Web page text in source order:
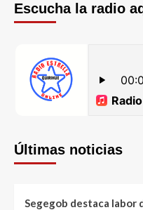
Escucha la radio
Últimas noticias
Segegob destaca labor